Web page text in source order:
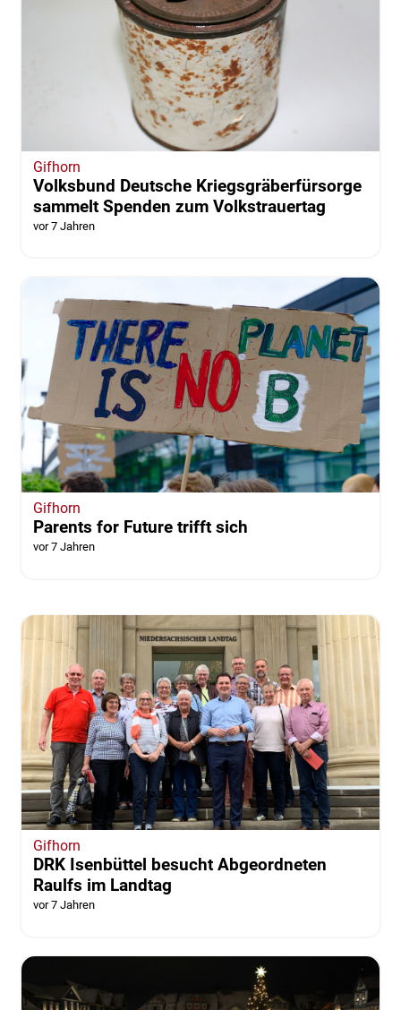
Gifhorn
Volksbund Deutsche Kriegsgräberfürsorge
sammelt Spenden zum Volkstrauertag
vor 7 Jahren
Gifhorn
Parents for Future trifft sich
vor 7 Jahren
Gifhorn
DRK Isenbüttel besucht Abgeordneten
Raulfs im Landtag
vor 7 Jahren